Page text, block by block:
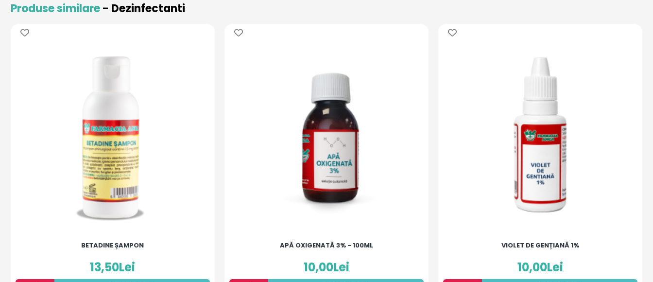
Produse similare- Dezinfectanti
BETADINE ȘAMPON
13,50Lei
APĂ OXIGENATĂ 3% - 100ML
10,00Lei
VIOLET DE GENȚIANĂ 1%
10,00Lei